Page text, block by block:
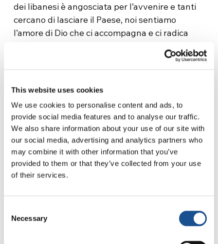
This website uses cookies
We use cookies to personalise content and ads, to
provide social media features and to analyse our traffic.
We also share information about your use of our site with
our social media, advertising and analytics partners who
may combine it with other information that you’ve
provided to them or that they’ve collected from your use
of their services.
Selection
Necessary
dei libanesi è angosciata per l’avvenire e tanti
cercano di lasciare il Paese, noi sentiamo
l’amore di Dio che ci accompagna e ci radica
Fonte:www.focolare.org
Related News